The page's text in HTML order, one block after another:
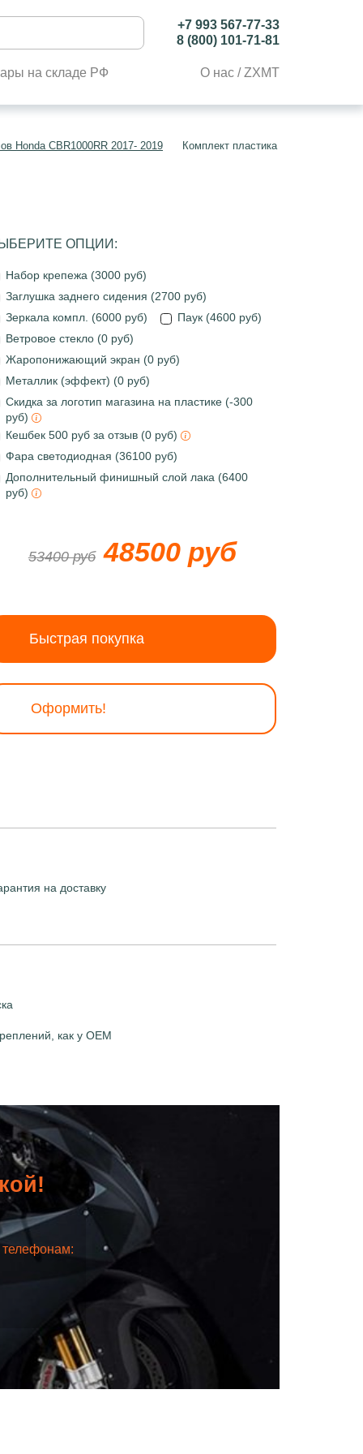
+7 993 567-77-33
8 (800) 101-71-81
на складе РФ О нас / ZXMT
Honda CBR1000RR 2017- 2019 Комплект пластика Honda
ОПЦИИ:
Набор крепежа (3000 руб)
Заглушка заднего сидения (2700 руб)
Зеркала компл. (6000 руб)
Паук (4600 руб)
Ветровое стекло (0 руб)
Жаропонижающий экран (0 руб)
Металлик (эффект) (0 руб)
Скидка за логотип магазина на пластике (-300
руб)
Кешбек 500 руб за отзыв (0 руб)
Фара светодиодная (36100 руб)
Дополнительный финишный слой лака (6400
руб)
53400 руб 48500 руб
Быстрая покупка
Оформить!
на доставку
как у OEM
телефонам: